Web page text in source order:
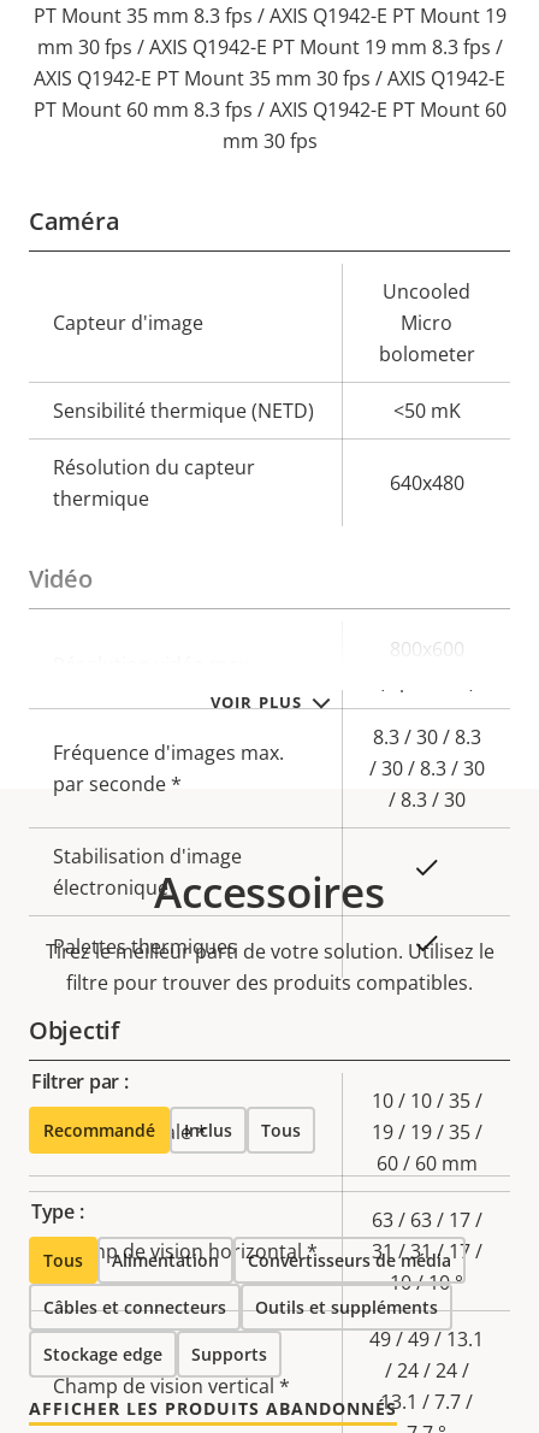
VOIR PLUS
PT Mount 35 mm 8.3 fps / AXIS Q1942-E PT Mount 19
mm 30 fps / AXIS Q1942-E PT Mount 19 mm 8.3 fps /
AXIS Q1942-E PT Mount 35 mm 30 fps / AXIS Q1942-E
PT Mount 60 mm 8.3 fps / AXIS Q1942-E PT Mount 60
mm 30 fps
Caméra
de la
Capteur d'image
Uncooled
Micro
bolometer
Sensibilité thermique (NETD) <50 mK
Résolution du capteur
thermique
640x480
Vidéo
propriété
propriété
800x600
Fréquence d'images max.
par seconde *
8.3 / 30 / 8.3
/ 30 / 8.3 / 30
/ 8.3 / 30
Stabilisation d'image
électronique
Palettes thermiques Oui
Objectif
Description
de la
propriété
Valeur de
propriété
Distance focale *
10 / 10 / 35 /
19 / 19 / 35 /
60 / 60 mm
Champ de vision horizontal *
63 / 63 / 17 /
31 / 31 / 17 /
10 / 10 °
Champ de vision vertical *
49 / 49 / 13.1
/ 24 / 24 /
13.1 / 7.7 /
Accessoires
Tirez le meilleur parti de votre solution. Utilisez le
filtre pour trouver des produits compatibles.
Filtrer par :
Recommandé Inclus Tous
Type :
Tous Alimentation Convertisseurs de média
Câbles et connecteurs Outils et suppléments
Stockage edge Supports
AFFICHER LES PRODUITS ABANDONNÉS